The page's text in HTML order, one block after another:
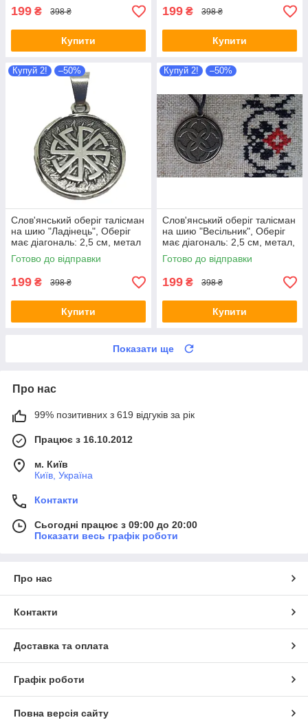
199 ₴ 398 ₴
Купити
199 ₴ 398 ₴
Купити
Купуй 2! –50%
Слов'янський оберіг талісман
на шию "Ладінець", Оберіг
має діагональ: 2,5 см, метал
амулет Ладинец
Готово до відправки
199 ₴ 398 ₴
Купити
Купуй 2! –50%
Слов'янський оберіг талісман
на шию "Весільник", Оберіг
має діагональ: 2,5 см, метал,
амулет
Готово до відправки
199 ₴ 398 ₴
Купити
Показати ще
Про нас
99% позитивних з 619 відгуків за рік
Працює з 16.10.2012
м. Київ
Київ, Україна
Контакти
Сьогодні працює з 09:00 до 20:00
Показати весь графік роботи
Про нас
Контакти
Доставка та оплата
Графік роботи
Повна версія сайту